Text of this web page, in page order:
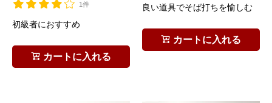
1件
初級者におすすめ
カートに入れる
良い道具でそば打ちを愉しむ
カートに入れる